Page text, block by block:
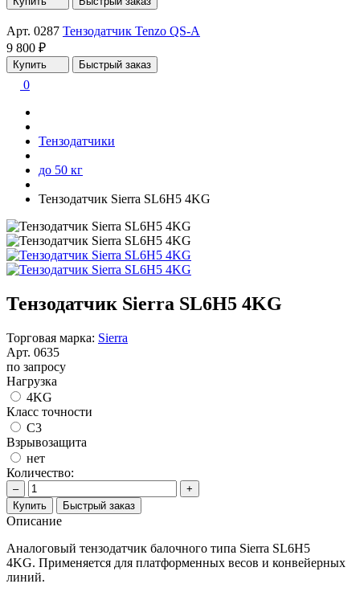
Арт. 0287 Тензодатчик Tenzo QS-A
9 800 ₽
Купить Быстрый заказ
0
Тензодатчики
до 50 кг
Тензодатчик Sierra SL6H5 4KG
Тензодатчик Sierra SL6H5 4KG
Торговая марка: Sierra
Арт. 0635
по запросу
Нагрузка
4KG
Класс точности
C3
Взрывозащита
нет
Количество:
–
+
Купить
Быстрый заказ
Описание
Аналоговый тензодатчик балочного типа Sierra SL6H5
4KG. Применяется для платформенных весов и конвейерных
линий.